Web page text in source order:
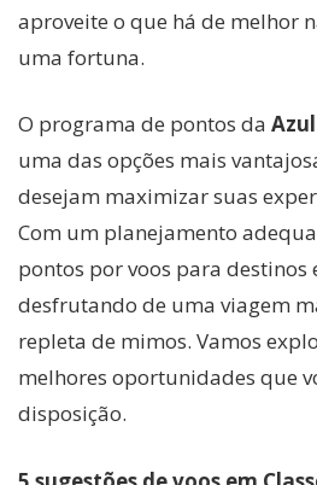
aproveite o que há de melhor
uma fortuna.
O programa de pontos da
uma das opções mais
desejam maximizar suas
Com um planejamento
pontos por voos para
desfrutando de uma viagem
repleta de mimos. Vamos
melhores oportunidades que
disposição.